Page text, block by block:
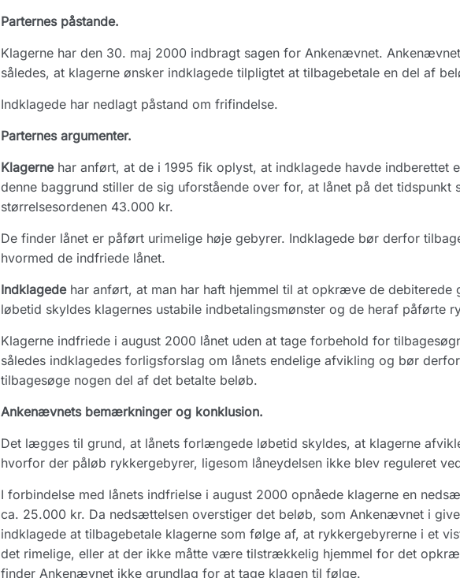
Parternes påstande.
Klagerne har den 30. maj 2000 indbragt sagen for Ankenævnet.
således, at klagerne ønsker indklagede tilpligtet at tilbagebetale en del af
Indklagede har nedlagt påstand om frifindelse.
Parternes argumenter.
Klagernehar anført, at de i 1995 fik oplyst, at indklagede havde indberettet
denne baggrund stiller de sig uforstående over for, at lånet på det tidspunkt
størrelsesordenen 43.000 kr.
De finder lånet er påført urimelige høje gebyrer. Indklagede bør derfor
hvormed de indfriede lånet.
Indklagedehar anført, at man har haft hjemmel til at opkræve de debiterede
løbetid skyldes klagernes ustabile indbetalingsmønster og de heraf påførte
Klagerne indfriede i august 2000 lånet uden at tage forbehold for
således indklagedes forligsforslag om lånets endelige afvikling og bør
tilbagesøge nogen del af det betalte beløb.
Ankenævnets bemærkninger og konklusion.
Det lægges til grund, at lånets forlængede løbetid skyldes, at klagerne
hvorfor der påløb rykkergebyrer, ligesom låneydelsen ikke blev reguleret
I forbindelse med lånets indfrielse i august 2000 opnåede klagerne en
ca. 25.000 kr. Da nedsættelsen overstiger det beløb, som Ankenævnet i
indklagede at tilbagebetale klagerne som følge af, at rykkergebyrerne i et
det rimelige, eller at der ikke måtte være tilstrækkelig hjemmel for det
finder Ankenævnet ikke grundlag for at tage klagen til følge.